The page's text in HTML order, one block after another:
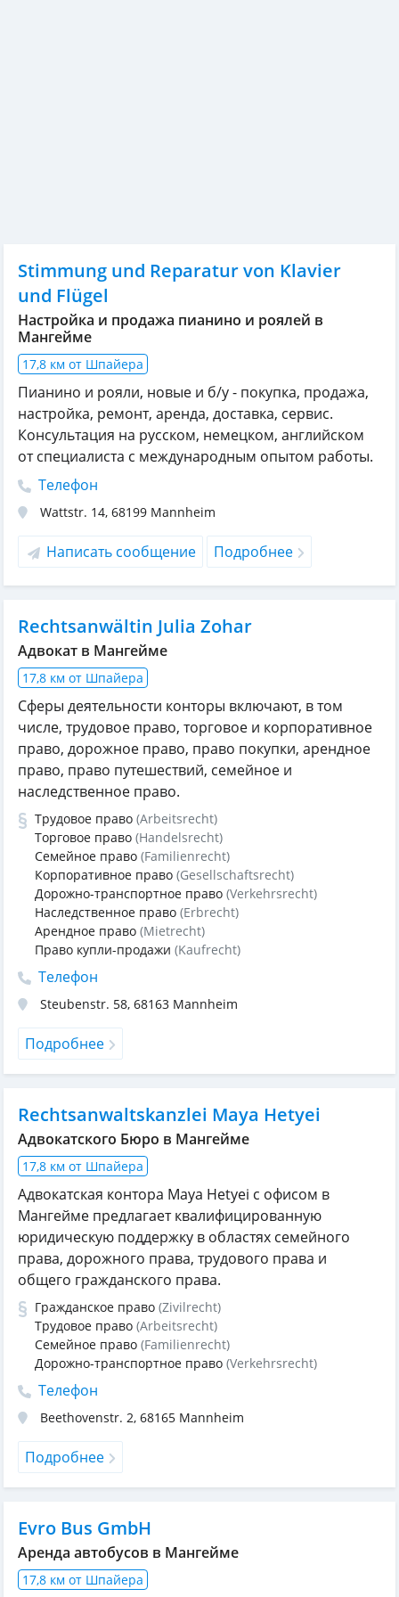
Stimmung und Reparatur von Klavier
und Flügel
Настройка и продажа пианино и роялей в
Мангейме
17,8 км от Шпайера
Пианино и рояли, новые и б/у - покупка, продажа,
настройка, ремонт, аренда, доставка, сервис.
Консультация на русском, немецком, английском
от специалиста с международным опытом работы.
Телефон
Wattstr. 14, 68199 Mannheim
Написать сообщение Подробнее
Rechtsanwältin Julia Zohar
Адвокат в Мангейме
17,8 км от Шпайера
Сферы деятельности конторы включают, в том
числе, трудовое право, торговое и корпоративное
право, дорожное право, право покупки, арендное
право, право путешествий, семейное и
наследственное право.
Трудовое право (Arbeitsrecht)
Торговое право (Handelsrecht)
Семейное право (Familienrecht)
Корпоративное право (Gesellschaftsrecht)
Дорожно-транспортное право (Verkehrsrecht)
Наследственное право (Erbrecht)
Арендное право (Mietrecht)
Право купли-продажи (Kaufrecht)
Телефон
Steubenstr. 58, 68163 Mannheim
Подробнее
Rechtsanwaltskanzlei Maya Hetyei
Адвокатского Бюро в Мангейме
17,8 км от Шпайера
Адвокатская контора Maya Hetyei с офисом в
Мангейме предлагает квалифицированную
юридическую поддержку в областях семейного
права, дорожного права, трудового права и
общего гражданского права.
Гражданское право (Zivilrecht)
Трудовое право (Arbeitsrecht)
Семейное право (Familienrecht)
Дорожно-транспортное право (Verkehrsrecht)
Телефон
Beethovenstr. 2, 68165 Mannheim
Подробнее
Evro Bus GmbH
Аренда автобусов в Мангейме
17,8 км от Шпайера